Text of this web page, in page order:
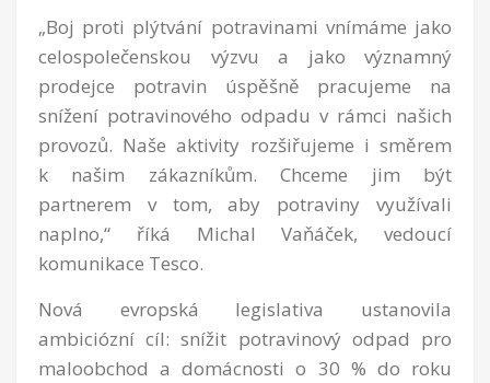
„Boj proti plýtvání potravinami vnímáme jako
celospolečenskou výzvu a jako významný
prodejce potravin úspěšně pracujeme na
snížení potravinového odpadu v rámci našich
provozů. Naše aktivity rozšiřujeme i směrem
k našim zákazníkům. Chceme jim být
partnerem v tom, aby potraviny využívali
naplno,“ říká Michal Vaňáček, vedoucí
komunikace Tesco.
Nová evropská legislativa ustanovila
ambiciózní cíl: snížit potravinový odpad pro
maloobchod a domácnosti o 30 % do roku